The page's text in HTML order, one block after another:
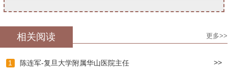
相关阅读 更多>>
1 陈连军-复旦大学附属华山医院主任 >>